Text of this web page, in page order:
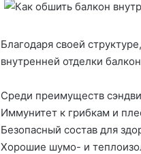
Благодаря своей
внутренней отделки
Среди преимуществ
Иммунитет к грибкам и
Безопасный состав для
Хорошие шумо- и